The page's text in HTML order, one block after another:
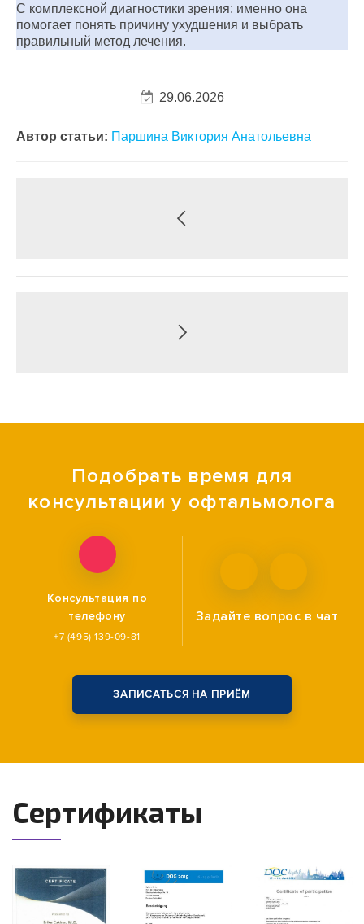
С комплексной диагностики зрения: именно она
помогает понять причину ухудшения и выбрать
правильный метод лечения.
29.06.2026
Автор статьи: Паршина Виктория Анатольевна
Подобрать время для
консультации у офтальмолога
Консультация по
телефону
+7 (495) 139-09-81
Задайте вопрос в чат
ЗАПИСАТЬСЯ НА ПРИЁМ
Сертификаты